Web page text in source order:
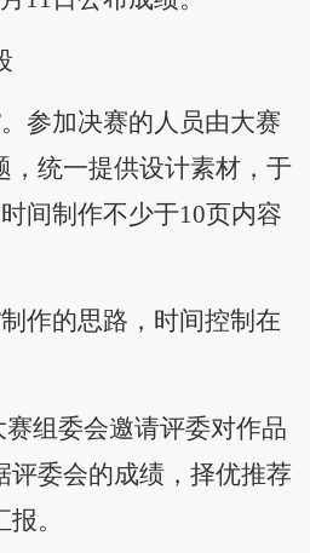
参加决赛的人员由大赛
，统一提供设计素材，于
间制作不少于10页内容
作的思路，时间控制在
组委会邀请评委对作品
评委会的成绩，择优推荐
。